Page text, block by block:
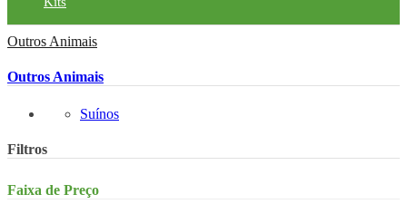
Outros Animais
Outros Animais
Suínos
Filtros
Faixa de Preço